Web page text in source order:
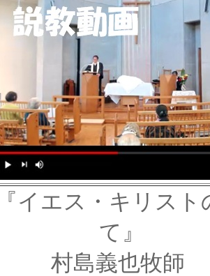
イエス・キリスト
て』
村島義也牧師